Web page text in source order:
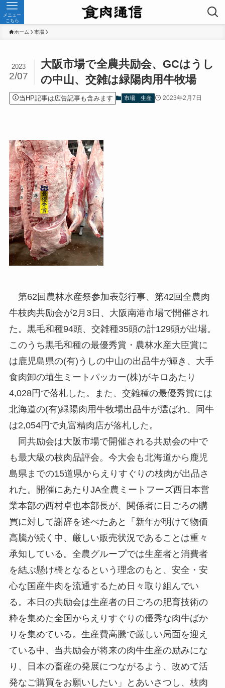
メニュー
こちら
ホーム 市場
大阪市場で全農共励会、GCはうし
の中山、交雑は緑陽肉用牛牧場
2023
2/07
当HP記事は広告記事も含みます 市場 生産 2023年2月7日
第62回農林水産祭参加表彰行事、第42回全農肉
牛枝肉共励会が2月3日、大阪南港市場で開催され
た。黒毛和種94頭、交雑種35頭の計129頭が出場。
このうち黒毛和種の最優秀賞・農林水産大臣賞に
は鹿児島県の(有)うしの中山の出品牛が輝き、大手
食肉卸の埴生ミートパッカー(株)がキロあたり
4,028円で落札した。また、交雑種の最優秀賞には
北海道の(有)緑陽肉用牛牧場出品牛が選ばれ、同牛
は2,054円で丸富精肉店が落札した。
同共励会は大阪市場で開催される共励会の中で
も最大級の枝肉品評会。今大会も北海道から鹿児
島県までの15道県からえりすぐりの枝肉が出品さ
れた。開催にあたりJA全農ミートフーズ西日本営
業本部の西村卓也本部長が、関係者に日ごろの購
買に対して謝辞を述べたあと「新年が明けて物価
高騰が続く中、厳しい販売状況であることは重々
承知している。全農グループでは生産者と消費者
を結ぶ懸け橋となるという理念のもと、安全・安
心な国産牛肉を流通するため日々取り組んでい
る。本日の共励会は生産者の日ごろの肥育技術の
粋を集めた全国からえりすぐりの優秀な肉牛ばか
りを集めている。生産費高騰で厳しい局面を迎え
ている中、当共励会が将来の肉牛生産の励みにな
り、日本の畜産の発展につながるよう、改めて活
発なご購買をお願いしたい」とあいさつし、枝肉